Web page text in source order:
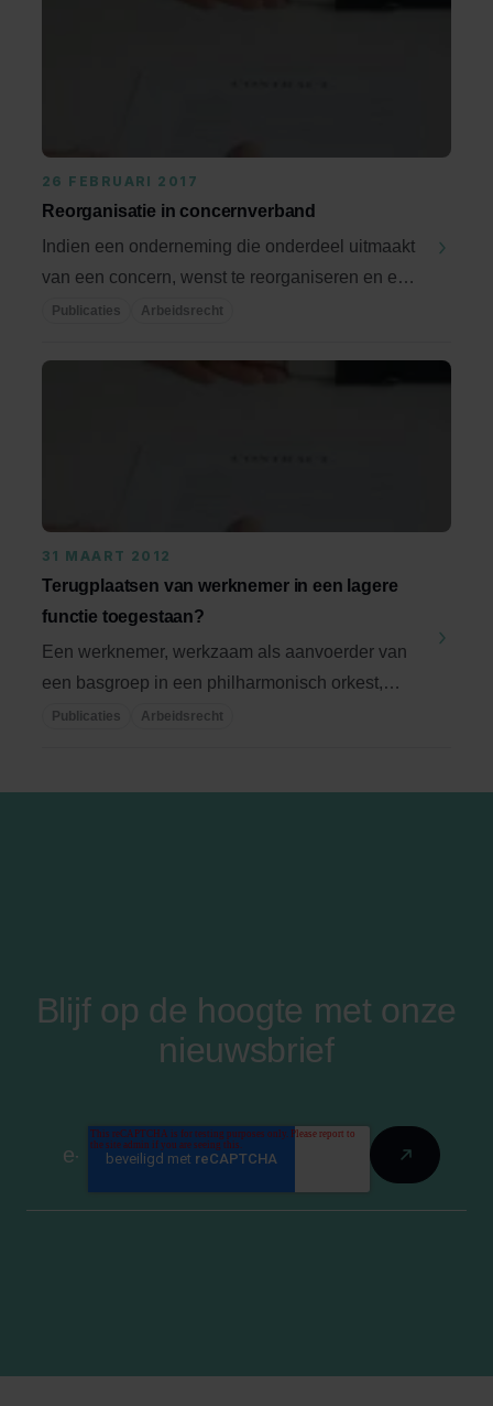
26 FEBRUARI 2017
Reorganisatie in concernverband
Indien een onderneming die onderdeel uitmaakt
van een concern, wenst te reorganiseren en een
...Publicaties Arbeidsrecht
31 MAART 2012
Terugplaatsen van werknemer in een lagere
functie toegestaan?
Een werknemer, werkzaam als aanvoerder van
een basgroep in een philharmonisch orkest,
wordt door ...
Publicaties Arbeidsrecht
Blijf op de hoogte met onze
nieuwsbrief